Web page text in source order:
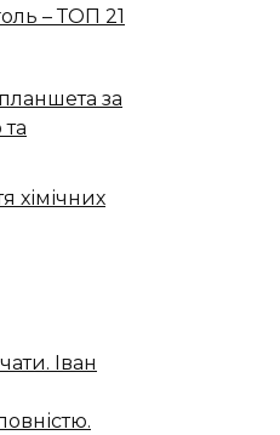
– ТОП 21
за
хімічних
Іван